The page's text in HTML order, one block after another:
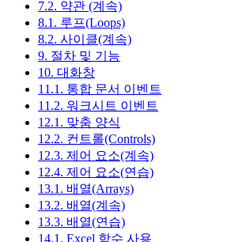
7.2. 약관 (계속)
8.1. 루프(Loops)
8.2. 사이클(계속)
9. 절차 및 기능
10. 대화창
11.1. 통합 문서 이벤트
11.2. 워크시트 이벤트
12.1. 맞춤 양식
12.2. 컨트롤(Controls)
12.3. 제어 요소(계속)
12.4. 제어 요소(연습)
13.1. 배열(Arrays)
13.2. 배열(계속)
13.3. 배열(연습)
14.1. Excel 함수 사용